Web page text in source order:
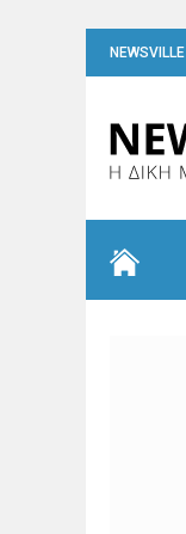
NEWSVILLE